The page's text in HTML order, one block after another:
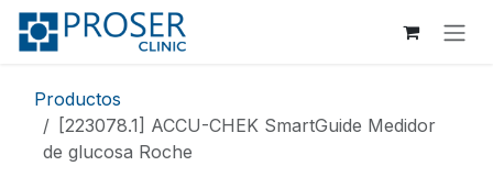
Ir al contenido
Productos
[223078.1] ACCU-CHEK SmartGuide Medidor
de glucosa Roche